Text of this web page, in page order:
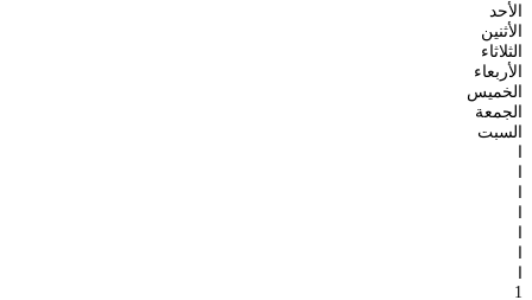
الأحد
الأثنين
الثلاثاء
الأربعاء
الخميس
الجمعة
السبت
ا
ا
ا
ا
ا
ا
ا
1